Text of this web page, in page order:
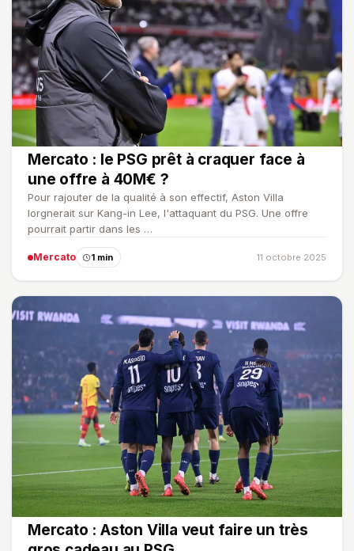
Mercato : le PSG prêt à craquer face à
une offre à 40M€ ?
Pour rajouter de la qualité à son effectif, Aston Villa
lorgnerait sur Kang-in Lee, l'attaquant du PSG. Une offre
pourrait partir dans les …
Mercato 1 min 11 octobre 2025
Mercato : Aston Villa veut faire un très